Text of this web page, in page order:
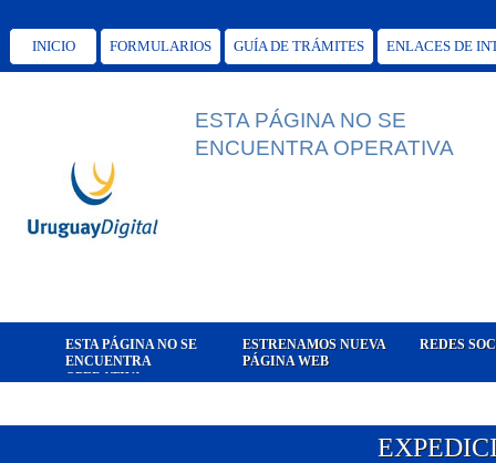
INICIO FORMULARIOS GUÍA DE TRÁMITES ENLACES DE
ESTA PÁGINA NO SE
ENCUENTRA OPERATIVA
ESTA PÁGINA NO SE
ENCUENTRA
OPERATIVA
ESTRENAMOS NUEVA
PÁGINA WEB
REDES